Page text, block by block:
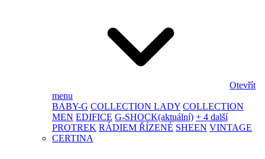
Otevřít
menu
BABY-G COLLECTION LADY COLLECTION
MEN EDIFICE G-SHOCK(aktuální) + 4 další
PROTREK RÁDIEM ŘÍZENÉ SHEEN VINTAGE
CERTINA